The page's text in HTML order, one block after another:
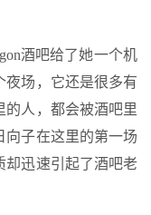
酒吧给了她一个机
夜场，它还是很多有
的人，都会被酒吧里
向子在这里的第一场
却迅速引起了酒吧老